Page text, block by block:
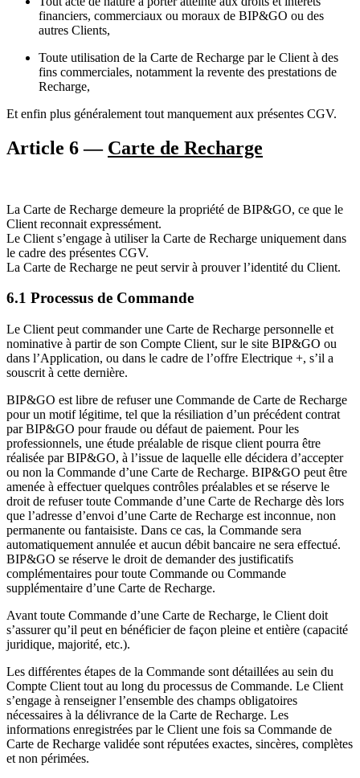
financiers, commerciaux ou moraux de BIP&GO ou des
autres Clients,
Toute utilisation de la Carte de Recharge par le Client à des
fins commerciales, notamment la revente des prestations de
Recharge,
Et enfin plus généralement tout manquement aux présentes CGV.
Article 6 — Carte de Recharge
La Carte de Recharge demeure la propriété de BIP&GO, ce que le
Client reconnait expressément.
Le Client s’engage à utiliser la Carte de Recharge uniquement dans
le cadre des présentes CGV.
La Carte de Recharge ne peut servir à prouver l’identité du Client.
6.1 Processus de Commande
Le Client peut commander une Carte de Recharge personnelle et
nominative à partir de son Compte Client, sur le site BIP&GO ou
dans l’Application, ou dans le cadre de l’offre Electrique +, s’il a
souscrit à cette dernière.
BIP&GO est libre de refuser une Commande de Carte de Recharge
pour un motif légitime, tel que la résiliation d’un précédent contrat
par BIP&GO pour fraude ou défaut de paiement. Pour les
professionnels, une étude préalable de risque client pourra être
réalisée par BIP&GO, à l’issue de laquelle elle décidera d’accepter
ou non la Commande d’une Carte de Recharge. BIP&GO peut être
amenée à effectuer quelques contrôles préalables et se réserve le
droit de refuser toute Commande d’une Carte de Recharge dès lors
que l’adresse d’envoi d’une Carte de Recharge est inconnue, non
permanente ou fantaisiste. Dans ce cas, la Commande sera
automatiquement annulée et aucun débit bancaire ne sera effectué.
BIP&GO se réserve le droit de demander des justificatifs
complémentaires pour toute Commande ou Commande
supplémentaire d’une Carte de Recharge.
Avant toute Commande d’une Carte de Recharge, le Client doit
s’assurer qu’il peut en bénéficier de façon pleine et entière (capacité
juridique, majorité, etc.).
Les différentes étapes de la Commande sont détaillées au sein du
Compte Client tout au long du processus de Commande. Le Client
s’engage à renseigner l’ensemble des champs obligatoires
nécessaires à la délivrance de la Carte de Recharge. Les
informations enregistrées par le Client une fois sa Commande de
Carte de Recharge validée sont réputées exactes, sincères, complètes
et non périmées.